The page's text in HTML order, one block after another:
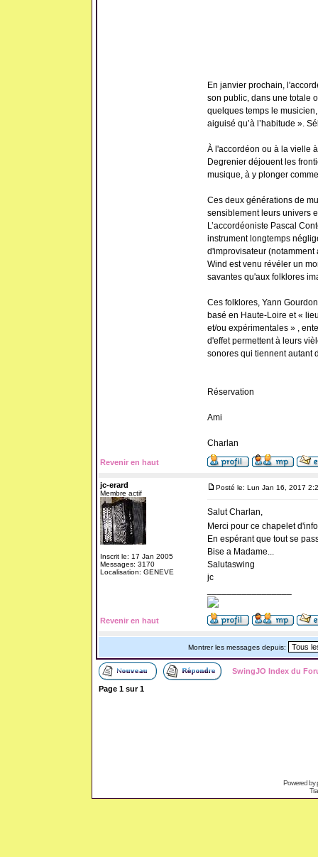
En janvier prochain,
son public, dans une totale
quelques temps le
aiguisé qu’à l’habitude ».
À l'accordéon ou à la vielle
Degrenier déjouent les
musique, à y plonger
Ces deux générations de
sensiblement leurs univers
L’accordéoniste Pascal
instrument longtemps
d'improvisateur
Wind est venu révéler un
savantes qu'aux folklores
Ces folklores, Yann
basé en Haute-Loire et «
et/ou expérimentales » ,
d'effet permettent à leurs
sonores qui tiennent autant
Réservation
Ami
Charlan
Revenir en haut
jc-erard
Membre actif
Inscrit le: 17 Jan 2005
Messages: 3170
Localisation: GENEVE
Posté le: Lun Jan 16, 2017
Salut Charlan,
Merci pour ce chapelet
En espérant que tout se
Bise a Madame...
Salutaswing
jc
Revenir en haut
Montrer les messages depuis:
SwingJO Index du
Page 1sur1
Powered by